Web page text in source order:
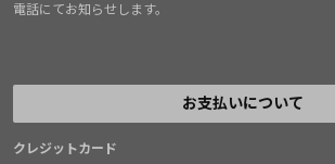
電話にてお知らせします。
お支払いについて
クレジットカード